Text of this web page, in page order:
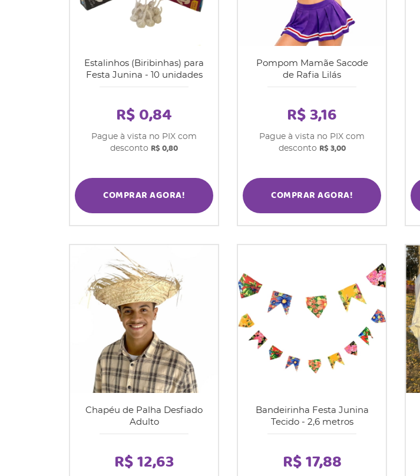
Estalinhos (Biribinhas) para
Festa Junina - 10 unidades
R$ 0,84
Pague à vista no PIX com
desconto R$ 0,80
COMPRAR AGORA!
Pompom Mamãe Sacode
de Rafia Lilás
R$ 3,16
Pague à vista no PIX com
desconto R$ 3,00
COMPRAR AGORA!
Chapéu de Palha Desfiado
Adulto
R$ 12,63
Bandeirinha Festa Junina
Tecido - 2,6 metros
R$ 17,88